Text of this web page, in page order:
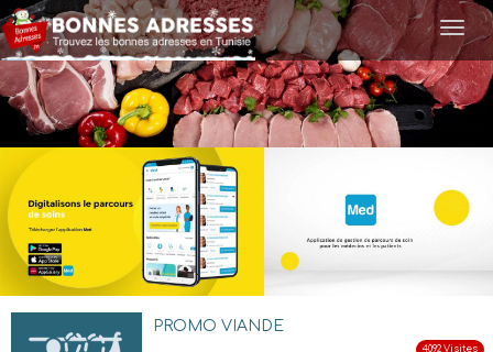
PROMO VIANDE